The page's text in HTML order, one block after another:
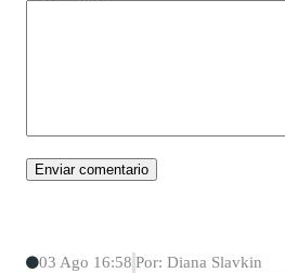
03 Ago 16:58 Por: Diana Slavkin